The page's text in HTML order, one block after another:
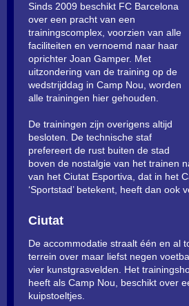
Sinds 2009 beschikt FC Barcelona
over een pracht van een
trainingscomplex, voorzien van alle
faciliteiten en vernoemd naar haar
oprichter Joan Gamper. Met
uitzondering van de training op de
wedstrijddag in Camp Nou, worden
alle trainingen hier gehouden.
De trainingen zijn overigens altijd
besloten. De technische staf
prefereert de rust buiten de stad
boven de nostalgie van het trainen
van het Ciutat Esportiva, dat in het
‘Sportstad’ betekent, heeft dan ook
Ciutat
De accommodatie straalt één en al
terrein over maar liefst negen
vier kunstgrasvelden. Het
heeft als Camp Nou, beschikt over
kuipstoeltjes.